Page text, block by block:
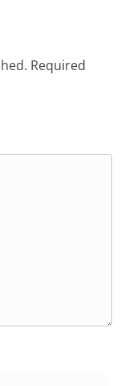
Required